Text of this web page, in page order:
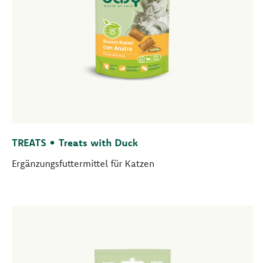
TREATS • Treats with Duck
Ergänzungsfuttermittel für Katzen